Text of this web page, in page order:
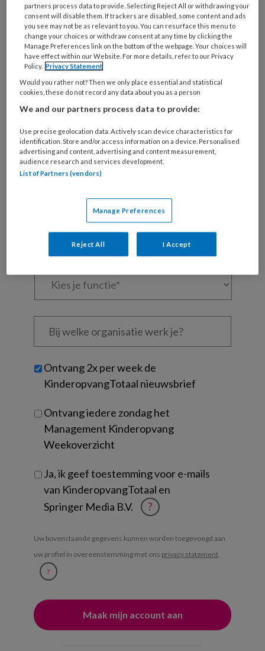
REGISTREREN
Wil je dit artikel lezen?
Maak gratis een account aan en lees 2
artikelen gratis per maand
Al een account of abonnement?Log dan in
Wat
mailadres?
wachtwoord* *
Bij
welke
je?
Untitled
Ontvang 2x per week de
KinderopvangTotaal nieuwsbrief
Ontvang iedere zondag het
Management Kinderopvang
Weekoverzicht
Ja, ik geef toestemming voor e-mails
van KinderopvangTotaal en
Springer Media B.V.
?
Uw bovenstaande gegevens kunnen worden toegevoegd aan
uw profiel in overeenstemming met ons privacy statement.
?
partners process data to provide. Selecting Reject All or withdrawing your
consent will disable them. If trackers are disabled, some content and ads
you see may not be as relevant to you. You can resurface this menu to
change your choices or withdraw consent at any time by clicking the
Manage Preferences link on the bottom of the webpage. Your choices will
have effect within our Website. For more details, refer to our Privacy
Policy. Privacy Statement
Would you rather not? Then we only place essential and statistical
cookies, these do not record any data about you as a person
We and our partners process data to provide:
Use precise geolocation data. Actively scan device characteristics for
identification. Store and/or access information on a device. Personalised
advertising and content, advertising and content measurement,
audience research and services development.
List of Partners (vendors)
Manage Preferences
Reject All I Accept